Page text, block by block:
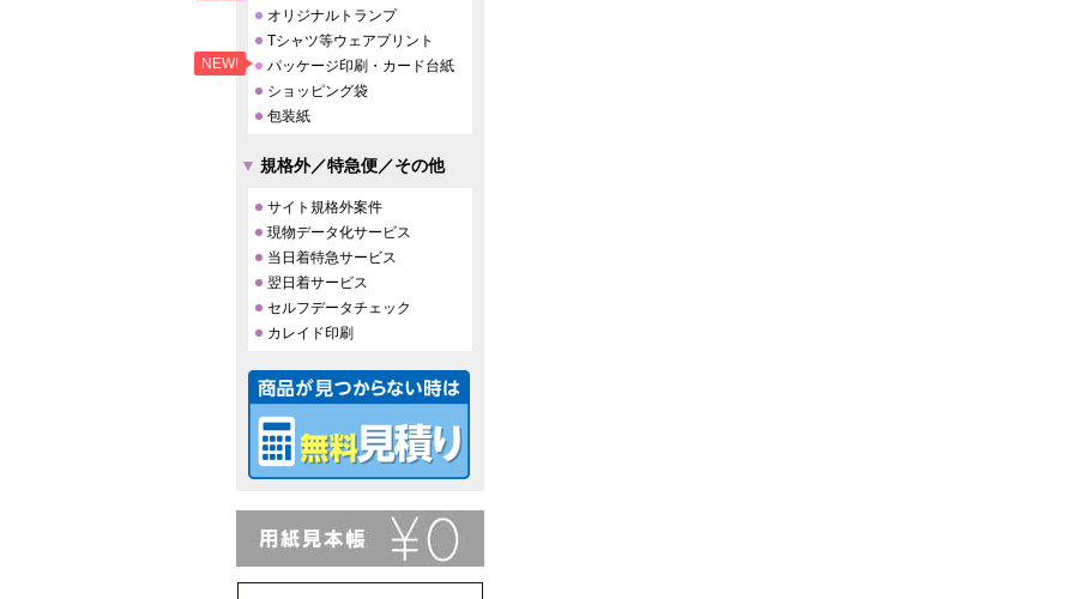
オリジナルトランプ
Tシャツ等ウェアプリント
NEW!
パッケージ印刷・カード台紙
ショッピング袋
包装紙
規格外／特急便／その他
サイト規格外案件
現物データ化サービス
当日着特急サービス
翌日着サービス
セルフデータチェック
カレイド印刷